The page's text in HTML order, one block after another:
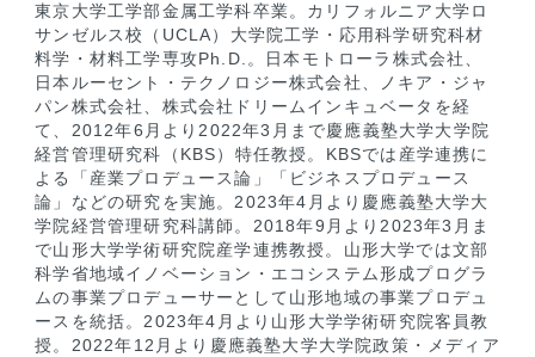
東京大学工学部金属工学科卒業。カリフォルニア大学ロ
サンゼルス校（UCLA）大学院工学・応用科学研究科材
料学・材料工学専攻Ph.D.。日本モトローラ株式会社、
日本ルーセント・テクノロジー株式会社、ノキア・ジャ
パン株式会社、株式会社ドリームインキュベータを経
て、2012年6月より2022年3月まで慶應義塾大学大学院
経営管理研究科（KBS）特任教授。KBSでは産学連携に
よる「産業プロデュース論」「ビジネスプロデュース
論」などの研究を実施。2023年4月より慶應義塾大学大
学院経営管理研究科講師。2018年9月より2023年3月ま
で山形大学学術研究院産学連携教授。山形大学では文部
科学省地域イノベーション・エコシステム形成プログラ
ムの事業プロデューサーとして山形地域の事業プロデュ
ースを統括。2023年4月より山形大学学術研究院客員教
授。2022年12月より慶應義塾大学大学院政策・メディア